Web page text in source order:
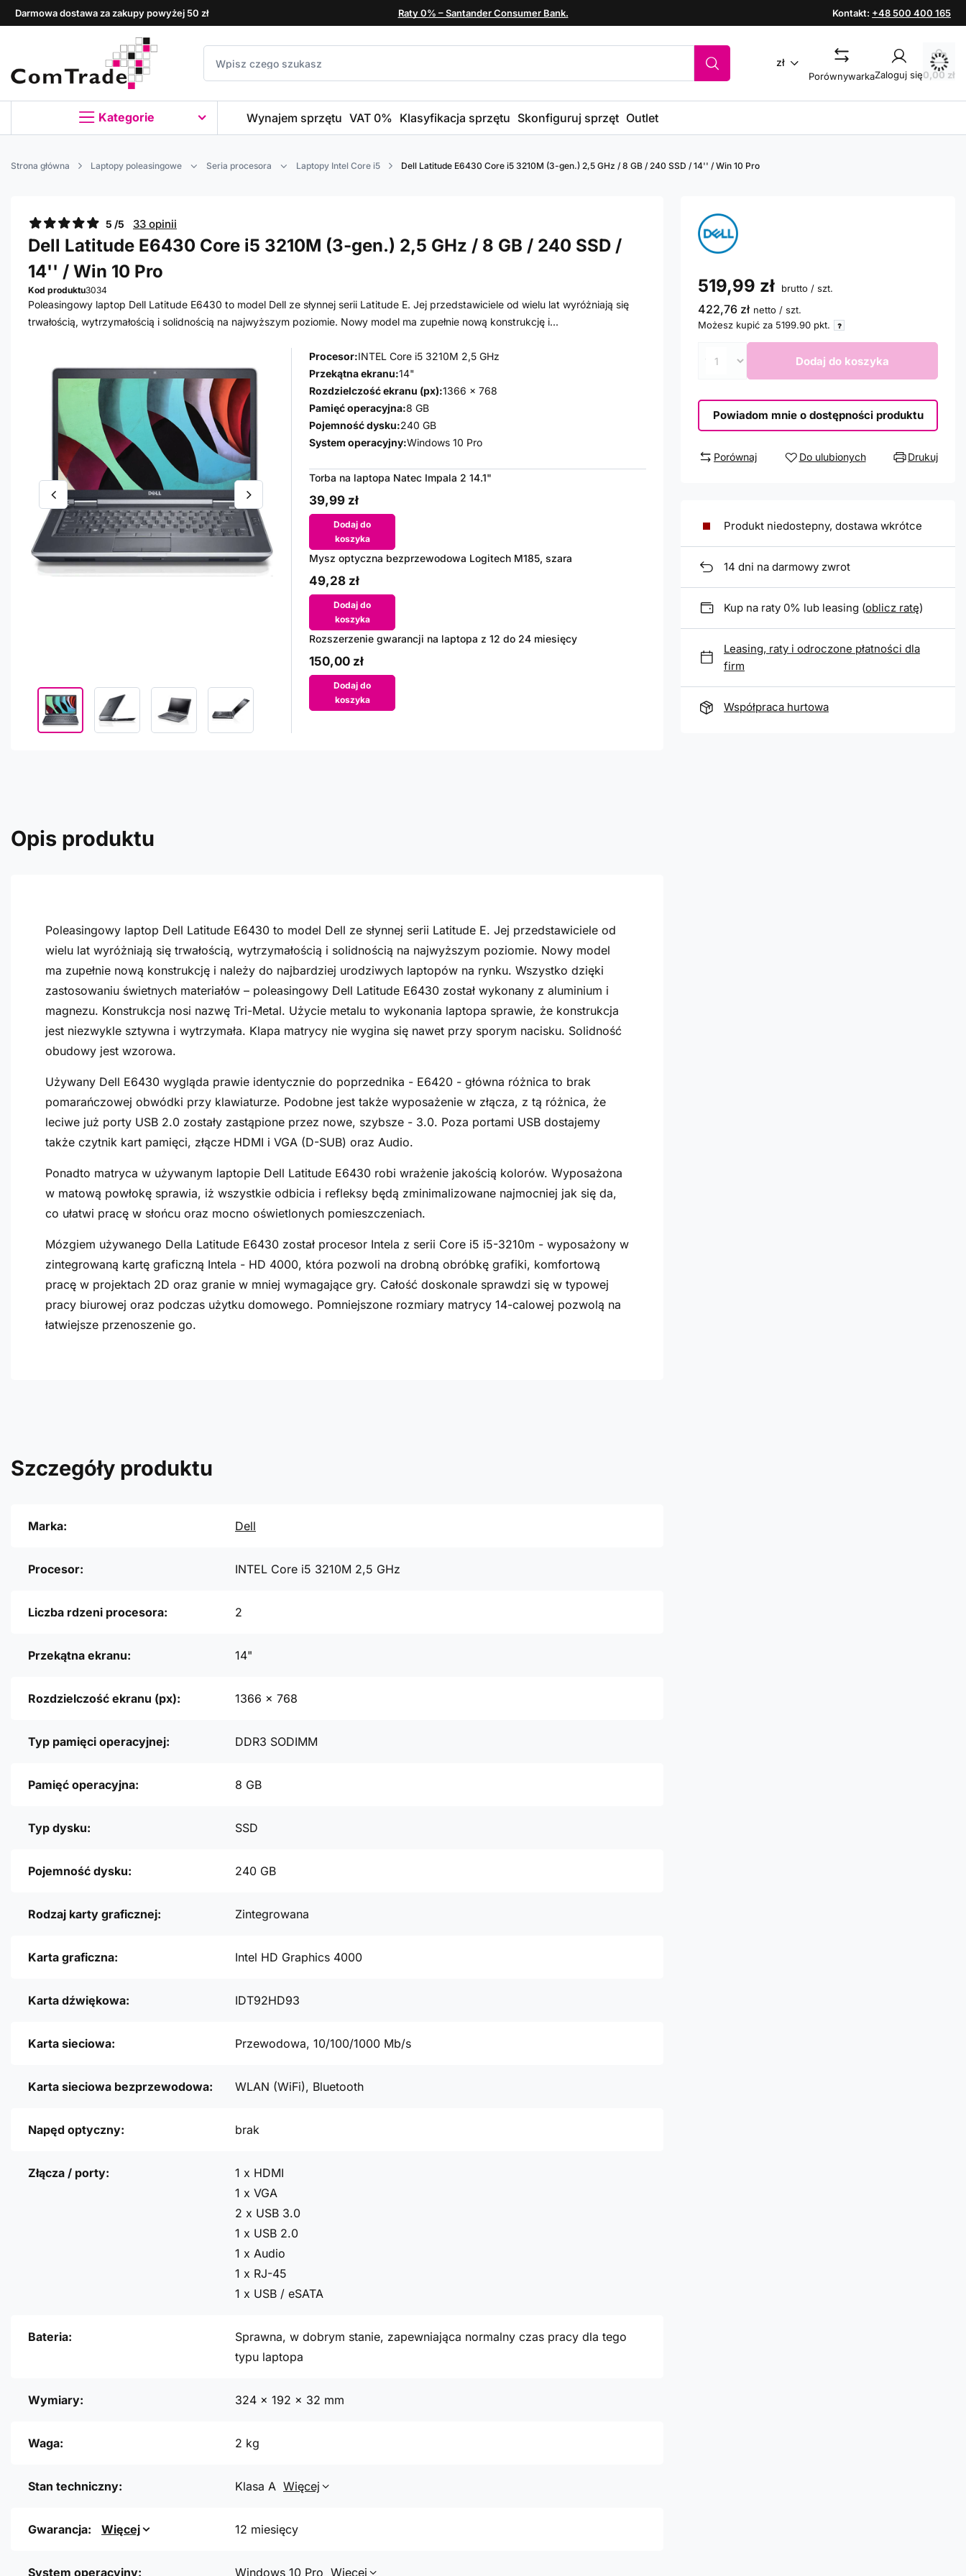
Darmowa dostawa za zakupy powyżej 50 zł Raty 0% – Santander Consumer Bank. Kontakt: +48 500 400 165
zł
PorównywarkaZaloguj się0,00 zł
Kategorie Wynajem sprzętu VAT 0% Klasyfikacja sprzętu Skonfiguruj sprzęt Outlet
Strona główna Laptopy poleasingowe Seria procesora Laptopy Intel Core i5 Dell Latitude E6430 Core i5 3210M (3-gen.) 2,5 GHz / 8 GB / 240 SSD / 14'' / Win 10 Pro
5 /5 33 opinii
Dell Latitude E6430 Core i5 3210M (3-gen.) 2,5 GHz / 8 GB / 240 SSD /
14'' / Win 10 Pro
Kod produktu3034
Poleasingowy laptop Dell Latitude E6430 to model Dell ze słynnej serii Latitude E. Jej przedstawiciele od wielu lat wyróżniają się
trwałością, wytrzymałością i solidnością na najwyższym poziomie. Nowy model ma zupełnie nową konstrukcję i...
Procesor:INTEL Core i5 3210M 2,5 GHz
Przekątna ekranu:14"
Rozdzielczość ekranu (px):1366 x 768
Pamięć operacyjna:8 GB
Pojemność dysku:240 GB
System operacyjny:Windows 10 Pro
Torba na laptopa Natec Impala 2 14.1"
39,99 zł
Dodaj do
koszyka
Mysz optyczna bezprzewodowa Logitech M185, szara
49,28 zł
Dodaj do
koszyka
Rozszerzenie gwarancji na laptopa z 12 do 24 miesięcy
150,00 zł
Dodaj do
koszyka
519,99 zł brutto / szt.
422,76 zł netto / szt.
Możesz kupić za 5199.90 pkt.
Dodaj do koszyka
Powiadom mnie o dostępności produktu
Porównaj Do ulubionych Drukuj
Produkt niedostepny, dostawa wkrótce
14 dni na darmowy zwrot
Kup na raty 0% lub leasing (oblicz ratę)
Leasing, raty i odroczone płatności dla
firm
Współpraca hurtowa
Opis produktu
Poleasingowy laptop Dell Latitude E6430 to model Dell ze słynnej serii Latitude E. Jej przedstawiciele od
wielu lat wyróżniają się trwałością, wytrzymałością i solidnością na najwyższym poziomie. Nowy model
ma zupełnie nową konstrukcję i należy do najbardziej urodziwych laptopów na rynku. Wszystko dzięki
zastosowaniu świetnych materiałów – poleasingowy Dell Latitude E6430 został wykonany z aluminium i
magnezu. Konstrukcja nosi nazwę Tri-Metal. Użycie metalu to wykonania laptopa sprawie, że konstrukcja
jest niezwykle sztywna i wytrzymała. Klapa matrycy nie wygina się nawet przy sporym nacisku. Solidność
obudowy jest wzorowa.
Używany Dell E6430 wygląda prawie identycznie do poprzednika - E6420 - główna różnica to brak
pomarańczowej obwódki przy klawiaturze. Podobne jest także wyposażenie w złącza, z tą różnica, że
leciwe już porty USB 2.0 zostały zastąpione przez nowe, szybsze - 3.0. Poza portami USB dostajemy
także czytnik kart pamięci, złącze HDMI i VGA (D-SUB) oraz Audio.
Ponadto matryca w używanym laptopie Dell Latitude E6430 robi wrażenie jakością kolorów. Wyposażona
w matową powłokę sprawia, iż wszystkie odbicia i refleksy będą zminimalizowane najmocniej jak się da,
co ułatwi pracę w słońcu oraz mocno oświetlonych pomieszczeniach.
Mózgiem używanego Della Latitude E6430 został procesor Intela z serii Core i5 i5-3210m - wyposażony w
zintegrowaną kartę graficzną Intela - HD 4000, która pozwoli na drobną obróbkę grafiki, komfortową
pracę w projektach 2D oraz granie w mniej wymagające gry. Całość doskonale sprawdzi się w typowej
pracy biurowej oraz podczas użytku domowego. Pomniejszone rozmiary matrycy 14-calowej pozwolą na
łatwiejsze przenoszenie go.
Szczegóły produktu
Marka: Dell
Procesor: INTEL Core i5 3210M 2,5 GHz
Liczba rdzeni procesora: 2
Przekątna ekranu: 14"
Rozdzielczość ekranu (px): 1366 x 768
Typ pamięci operacyjnej: DDR3 SODIMM
Pamięć operacyjna: 8 GB
Typ dysku: SSD
Pojemność dysku: 240 GB
Rodzaj karty graficznej: Zintegrowana
Karta graficzna: Intel HD Graphics 4000
Karta dźwiękowa: IDT92HD93
Karta sieciowa: Przewodowa, 10/100/1000 Mb/s
Karta sieciowa bezprzewodowa: WLAN (WiFi), Bluetooth
Napęd optyczny: brak
Złącza / porty:
1 x HDMI
1 x VGA
2 x USB 3.0
1 x USB 2.0
1 x Audio
1 x RJ-45
1 x USB / eSATA
Bateria:
Sprawna, w dobrym stanie, zapewniająca normalny czas pracy dla tego
typu laptopa
Wymiary: 324 x 192 x 32 mm
Waga: 2 kg
Stan techniczny: Klasa A Więcej
Gwarancja: Więcej 12 miesięcy
System operacyjny: Windows 10 Pro Więcej